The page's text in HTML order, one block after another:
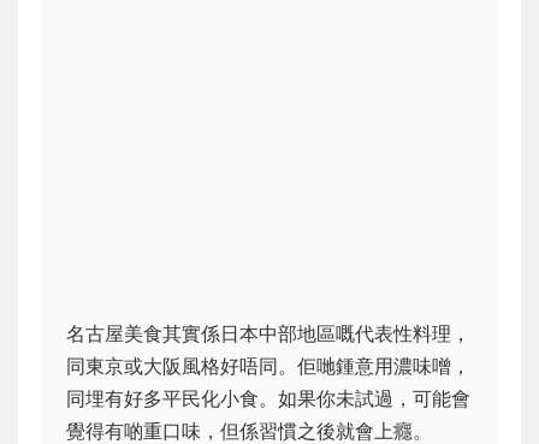
名古屋美食其實係日本中部地區嘅代表性料理，
同東京或大阪風格好唔同。佢哋鍾意用濃味噌，
同埋有好多平民化小食。如果你未試過，可能會
覺得有啲重口味，但係習慣之後就會上癮。